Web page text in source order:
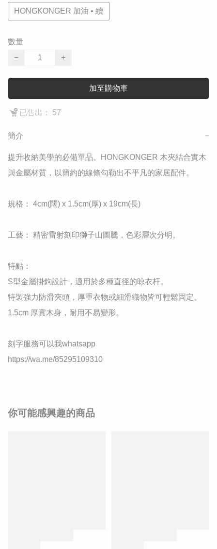
HONGKONGER 加油 • 續
數量
−
+
加至購物車
已售出： 57
簡介 −
提升收納美學的必備單品。HONGKONGER 木夾結合實木
與金屬材質，以簡約的線條勾勒出不平凡的家居配件。
​規格： 4cm(闊) x 1.5cm(厚) x 19cm(長)
​工藝： 精密雷射刻印獅子山圖騰，色彩層次分明。
​特點：
​S型金屬掛鉤設計，適用於多種直徑的晾衣杆。
​特製強力防滑夾頭，厚重衣物或細滑織物皆可輕鬆固定。
​1.5cm 厚實木身，耐用不易變形。
刻字服務可以我whatsapp
https://wa.me/85295109310
你可能感興趣的商品